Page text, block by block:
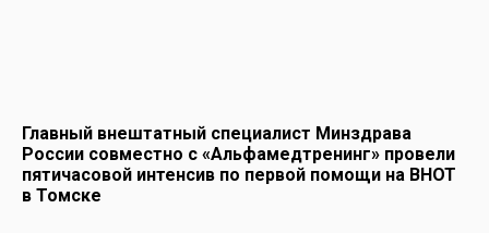
Главный внештатный специалист Минздрава
России совместно с «Альфамедтренинг» провели
пятичасовой интенсив по первой помощи на ВНОТ
в Томске